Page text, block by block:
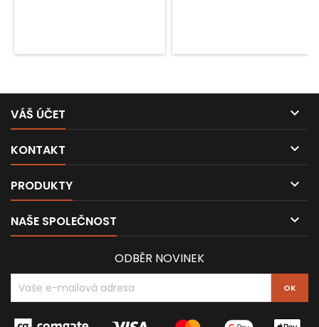
VÁŠ ÚČET 
KONTAKT 
PRODUKTY 
NAŠE SPOLEČNOST 
ODBĚR NOVINEK